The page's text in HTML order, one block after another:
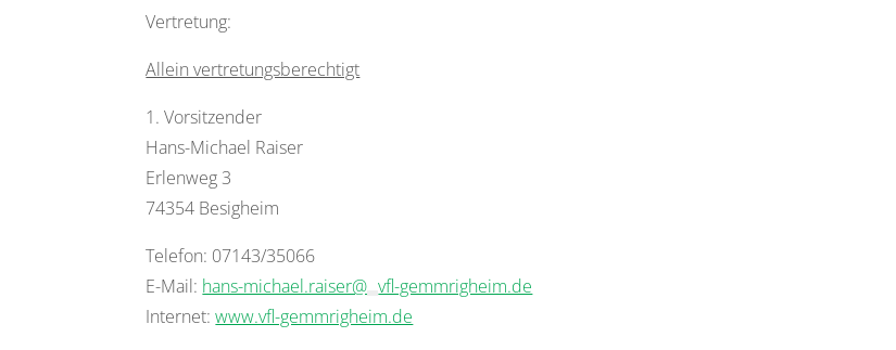
Vertretung:
Allein vertretungsberechtigt
1. Vorsitzender
Hans-Michael Raiser
Erlenweg 3
74354 Besigheim
Telefon: 07143/35066
E-Mail: hans-michael.raiser@ vfl-gemmrigheim.de
Internet:www.vfl-gemmrigheim.de